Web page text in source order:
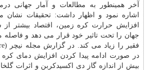
آخر همینطور به مطالعات و آمار جهانی
اشاره نمود و اظهار داشت: تحقیقات
افزایش حرارت کره زمین، اقتصاد بیشتر
جهان را تحت تاثیر خود قرار می دهد و
در صورت ادامه پیدا کردن افزایش دمای کره
بیش از اندازه گاز دی اکسیدکربن و اثرات